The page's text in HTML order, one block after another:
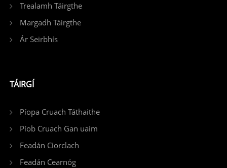
Trealamh Táirgthe
Margadh Táirgthe
Ár Seirbhís
TÁIRGÍ
Píopa Cruach Táthaithe
Píob Cruach Gan uaim
Feadán Ciorclach
Feadán Cearnóg